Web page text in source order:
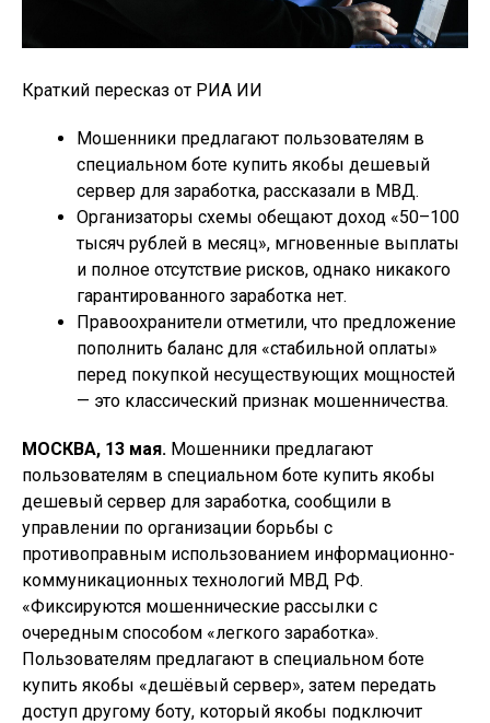
Краткий пересказ от РИА ИИ
Мошенники предлагают пользователям в
специальном боте купить якобы дешевый
сервер для заработка, рассказали в МВД.
Организаторы схемы обещают доход «50–100
тысяч рублей в месяц», мгновенные выплаты
и полное отсутствие рисков, однако никакого
гарантированного заработка нет.
Правоохранители отметили, что предложение
пополнить баланс для «стабильной оплаты»
перед покупкой несуществующих мощностей
— это классический признак мошенничества.
МОСКВА, 13 мая. Мошенники предлагают
пользователям в специальном боте купить якобы
дешевый сервер для заработка, сообщили в
управлении по организации борьбы с
противоправным использованием информационно-
коммуникационных технологий МВД РФ.
«Фиксируются мошеннические рассылки с
очередным способом «легкого заработка».
Пользователям предлагают в специальном боте
купить якобы «дешёвый сервер», затем передать
доступ другому боту, который якобы подключит